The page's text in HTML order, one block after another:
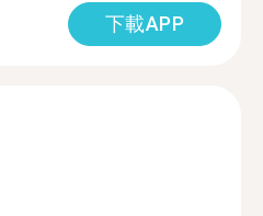
下載APP